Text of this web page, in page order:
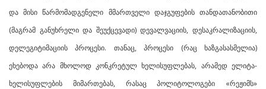
და მისი წარმომადგენელი მმართველი დაჯგუფების თანდათანობითი
(მაგრამ განუხრელი და შეუქცევადი) დევალვაციის, დესაკრალიზაციის,
დელეგიტიმაციის პროცესი. თანაც, პროცესი (რაც ხაზგასასმელია)
ეხებოდა არა მხოლოდ კონკრეტულ ხელისუფლებას, არამედ ელიტა-
ხელისუფლების მიმართებას, რასაც პოლიტოლოგები «რეჟიმს»